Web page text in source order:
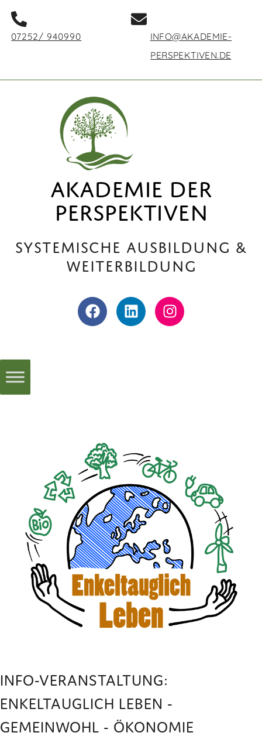
07252/ 940990
INFO@AKADEMIE-
PERSPEKTIVEN.DE
AKADEMIE DER
PERSPEKTIVEN
Systemische Ausbildung &
Weiterbildung
INFO-VERANSTALTUNG:
ENKELTAUGLICH LEBEN -
GEMEINWOHL - ÖKONOMIE